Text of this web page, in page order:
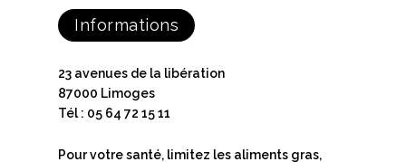
Informations
23 avenues de la libération
87000 Limoges
Tél : 05 64 72 15 11
Pour votre santé, limitez les aliments gras,